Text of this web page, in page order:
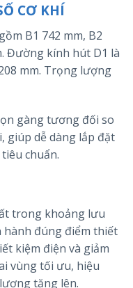
CƠ KHÍ
B1 742 mm, B2
Đường kính hút D1 là
mm. Trọng lượng
gàng tương đối so
giúp dễ dàng lắp đặt
chuẩn.
trong khoảng lưu
hành đúng điểm thiết
kiệm điện và giảm
vùng tối ưu, hiệu
tăng lên.